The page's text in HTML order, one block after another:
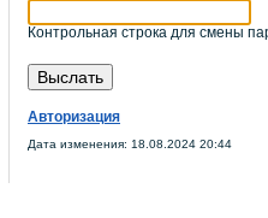
Контрольная строка для смены
Авторизация
Дата изменения: 18.08.2024 20:44